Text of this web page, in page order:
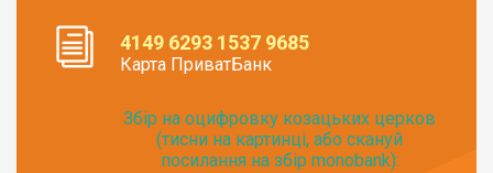
4149 6293 1537 9685
Карта ПриватБанк
Збір на оцифровку козацьких церков
(тисни на картинці, або скануй
посилання на збір monobank):